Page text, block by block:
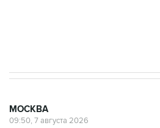
МОСКВА
09:50, 7 августа 2026